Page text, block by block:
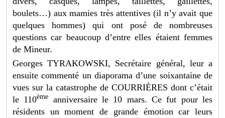
boulets…) aux mamies très attentives (il n’y avait que
quelques hommes) qui ont posé de nombreuses
questions car beaucoup d’entre elles étaient femmes
de Mineur.
Georges TYRAKOWSKI, Secrétaire général, leur a
ensuite commenté un diaporama d’une soixantaine de
vues sur la catastrophe de COURRIÈRES dont c’était
le 110ème
anniversaire le 10 mars. Ce fut pour les
résidents un moment de grande émotion car leurs